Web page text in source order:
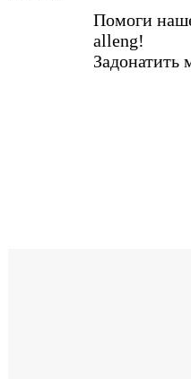
Помоги
alleng!
Задонатить